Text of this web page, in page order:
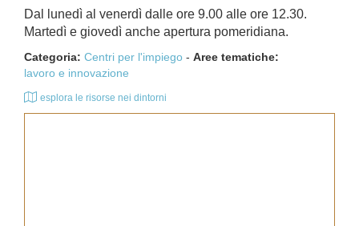
Dal lunedì al venerdì dalle ore 9.00 alle ore 12.30.
Martedì e giovedì anche apertura pomeridiana.
Categoria: Centri per l'impiego - Aree tematiche:
lavoro e innovazione
esplora le risorse nei dintorni